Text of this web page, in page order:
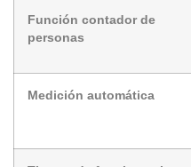
Función contador de
personas
Medición automática